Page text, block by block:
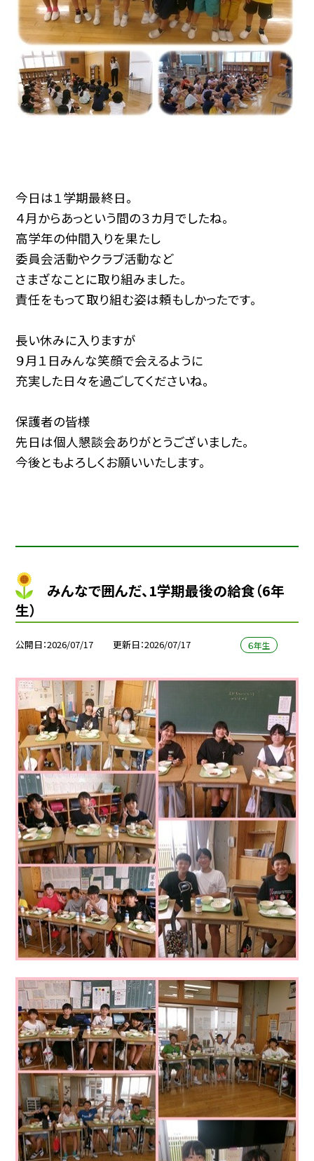
今日は１学期最終日。
４月からあっという間の３カ月でしたね。
高学年の仲間入りを果たし
委員会活動やクラブ活動など
さまざなことに取り組みました。
責任をもって取り組む姿は頼もしかったです。
長い休みに入りますが
９月１日みんな笑顔で会えるように
充実した日々を過ごしてくださいね。
保護者の皆様
先日は個人懇談会ありがとうございました。
今後ともよろしくお願いいたします。
みんなで囲んだ、1学期最後の給食（6年
生）
公開日 2026/07/17 更新日 2026/07/17 ６年生